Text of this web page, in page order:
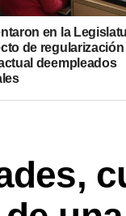
en la
de regularización
deempleados